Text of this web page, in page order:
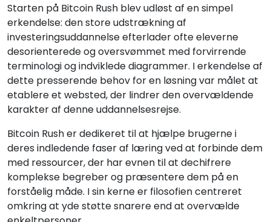
Starten på Bitcoin Rush blev udløst af en simpel
erkendelse: den store udstrækning af
investeringsuddannelse efterlader ofte eleverne
desorienterede og oversvømmet med forvirrende
terminologi og indviklede diagrammer. I erkendelse af
dette presserende behov for en løsning var målet at
etablere et websted, der lindrer den overvældende
karakter af denne uddannelsesrejse.
Bitcoin Rush er dedikeret til at hjælpe brugerne i
deres indledende faser af læring ved at forbinde dem
med ressourcer, der har evnen til at dechifrere
komplekse begreber og præsentere dem på en
forståelig måde. I sin kerne er filosofien centreret
omkring at yde støtte snarere end at overvælde